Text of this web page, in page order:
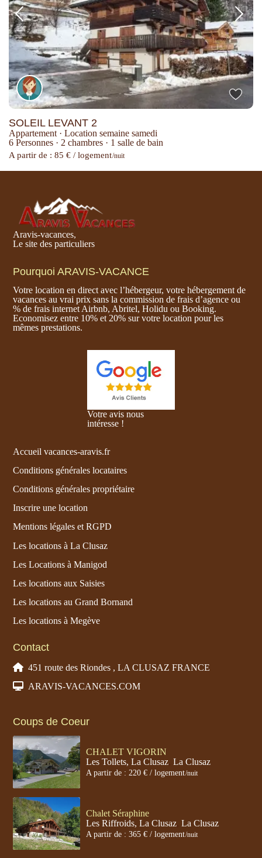
SOLEIL LEVANT 2
Appartement · Location semaine samedi
6 Personnes · 2 chambres · 1 salle de bain
A partir de : 85 € / logement/nuit
Aravis-vacances,
Le site des particuliers
Pourquoi ARAVIS-VACANCE
Votre location en direct avec l’hébergeur, votre hébergement de
vacances au vrai prix sans la commission de frais d’agence ou
% de frais internet Airbnb, Abritel, Holidu ou Booking.
Economisez entre 10% et 20% sur votre location pour les
mêmes prestations.
Votre avis nous
intéresse !
Accueil vacances-aravis.fr
Conditions générales locataires
Conditions générales propriétaire
Inscrire une location
Mentions légales et RGPD
Les locations à La Clusaz
Les Locations à Manigod
Les locations aux Saisies
Les locations au Grand Bornand
Les locations à Megève
Contact
451 route des Riondes , LA CLUSAZ FRANCE
ARAVIS-VACANCES.COM
Coups de Coeur
CHALET VIGORIN
Les Tollets, La Clusaz, La Clusaz
A partir de : 220 € / logement/nuit
Chalet Séraphine
Les Riffroids, La Clusaz, La Clusaz
A partir de : 365 € / logement/nuit